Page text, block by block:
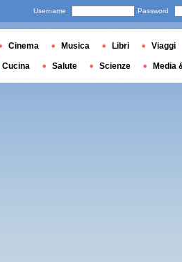
Username Password
Cinema Musica Libri Viaggi
Cucina Salute Scienze Media